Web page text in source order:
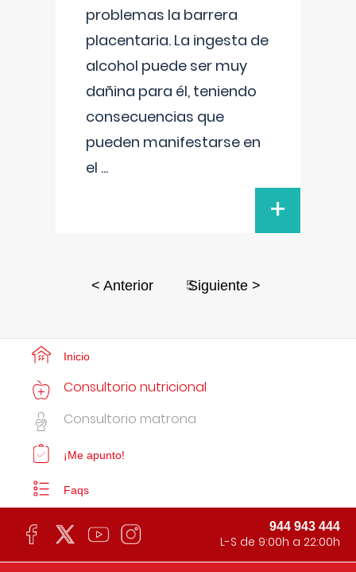
problemas la barrera
placentaria. La ingesta de
alcohol puede ser muy
dañina para él, teniendo
consecuencias que
pueden manifestarse en
el ...
+
< Anterior 5
Siguiente >
Inicio
Consultorio nutricional
Consultorio matrona
¡Me apunto!
Faqs
944 943 444
L-S de 9:00h a 22:00h